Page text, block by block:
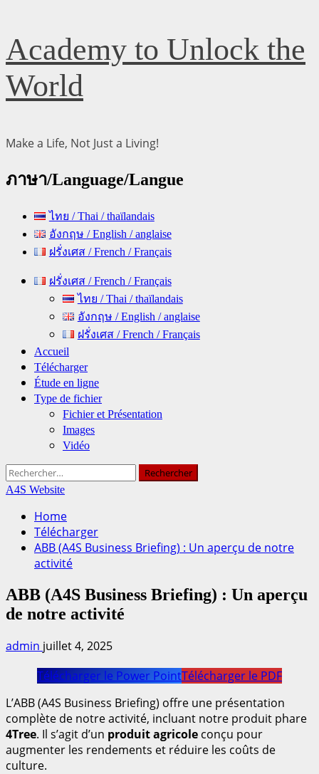
Skip
to
content
Academy to Unlock the
World
Make a Life, Not Just a Living!
ภาษา/Language/Langue
ไทย / Thai / thaïlandais
อังกฤษ / English / anglaise
ฝรั่งเศส / French / Français
Primary ฝรั่งเศส / French / Français
ไทย / Thai / thaïlandais
อังกฤษ / English / anglaise
ฝรั่งเศส / French / Français
Accueil
Télécharger
Étude en ligne
Type de fichier
Fichier et Présentation
Images
Vidéo
Rechercher :
A4S Website
Home
Télécharger
ABB (A4S Business Briefing) : Un aperçu de notre
activité
ABB (A4S Business Briefing) : Un aperçu
de notre activité
admin juillet 4, 2025
Télécharger le Power PointTélécharger le PDF
L’ABB (A4S Business Briefing) offre une présentation
complète de notre activité, incluant notre produit phare
4Tree. Il s’agit d’un produit agricole conçu pour
augmenter les rendements et réduire les coûts de
culture.